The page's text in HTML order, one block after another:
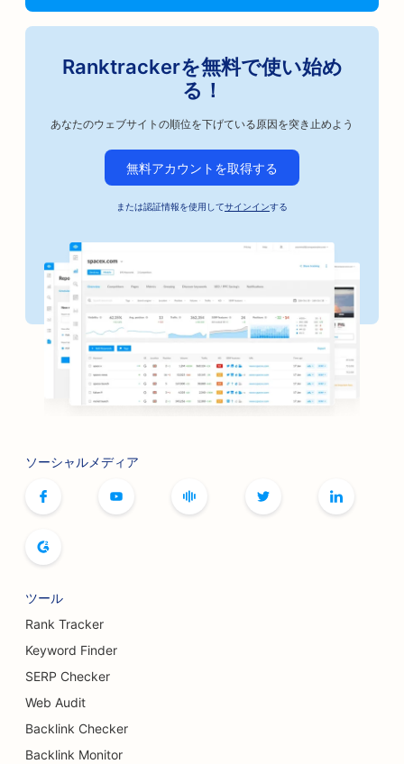
Ranktrackerを無料で使い始め
る！
あなたのウェブサイトの順位を下げている原因を突き止めよう
無料アカウントを取得する
または認証情報を使用してサインインする
ソーシャルメディア
ツール
Rank Tracker
Keyword Finder
SERP Checker
Web Audit
Backlink Checker
Backlink Monitor